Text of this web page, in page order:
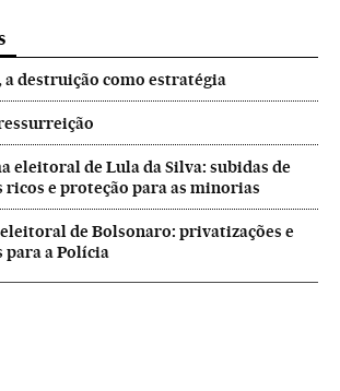
a destruição como estratégia
eleitoral de Lula da Silva: subidas de
ricos e proteção para as minorias
de Bolsonaro: privatizações e
a Polícia